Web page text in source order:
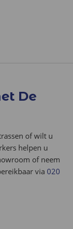
De
of wilt u
helpen u
of neem
via 020